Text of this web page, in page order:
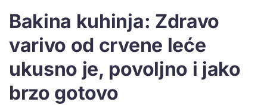
Bakina kuhinja: Zdravo
varivo od crvene leće
ukusno je, povoljno i jako
brzo gotovo